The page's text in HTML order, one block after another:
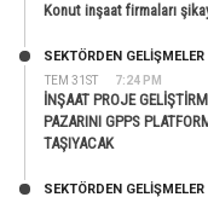
Konut inşaat firmaları
TEM 31ST 7:24 PM
SEKTÖRDEN GELIŞMELER
İNŞAAT PROJE
PAZARINI GPPS
TAŞIYACAK
SEKTÖRDEN GELIŞMELER